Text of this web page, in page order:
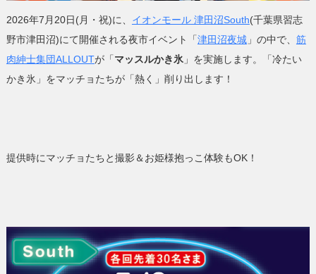
2026年7月20日(月・祝)に、 イオンモール 津田沼South(千葉県習志
野市津田沼)にて開催される夜市イベント「津田沼夜城」の中で、 筋
肉紳士集団ALLOUTが「マッスルかき氷」を実施します。「冷たい
かき氷」をマッチョたちが「熱く」削り出します！
提供時にマッチョたちと撮影＆お姫様抱っこ体験もOK！